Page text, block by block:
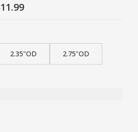
2.35"OD 2.75"OD